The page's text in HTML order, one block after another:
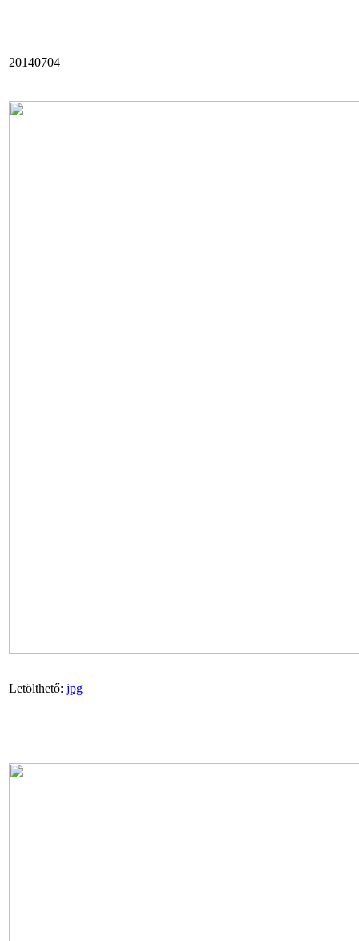
20140704
Letölthető: jpg